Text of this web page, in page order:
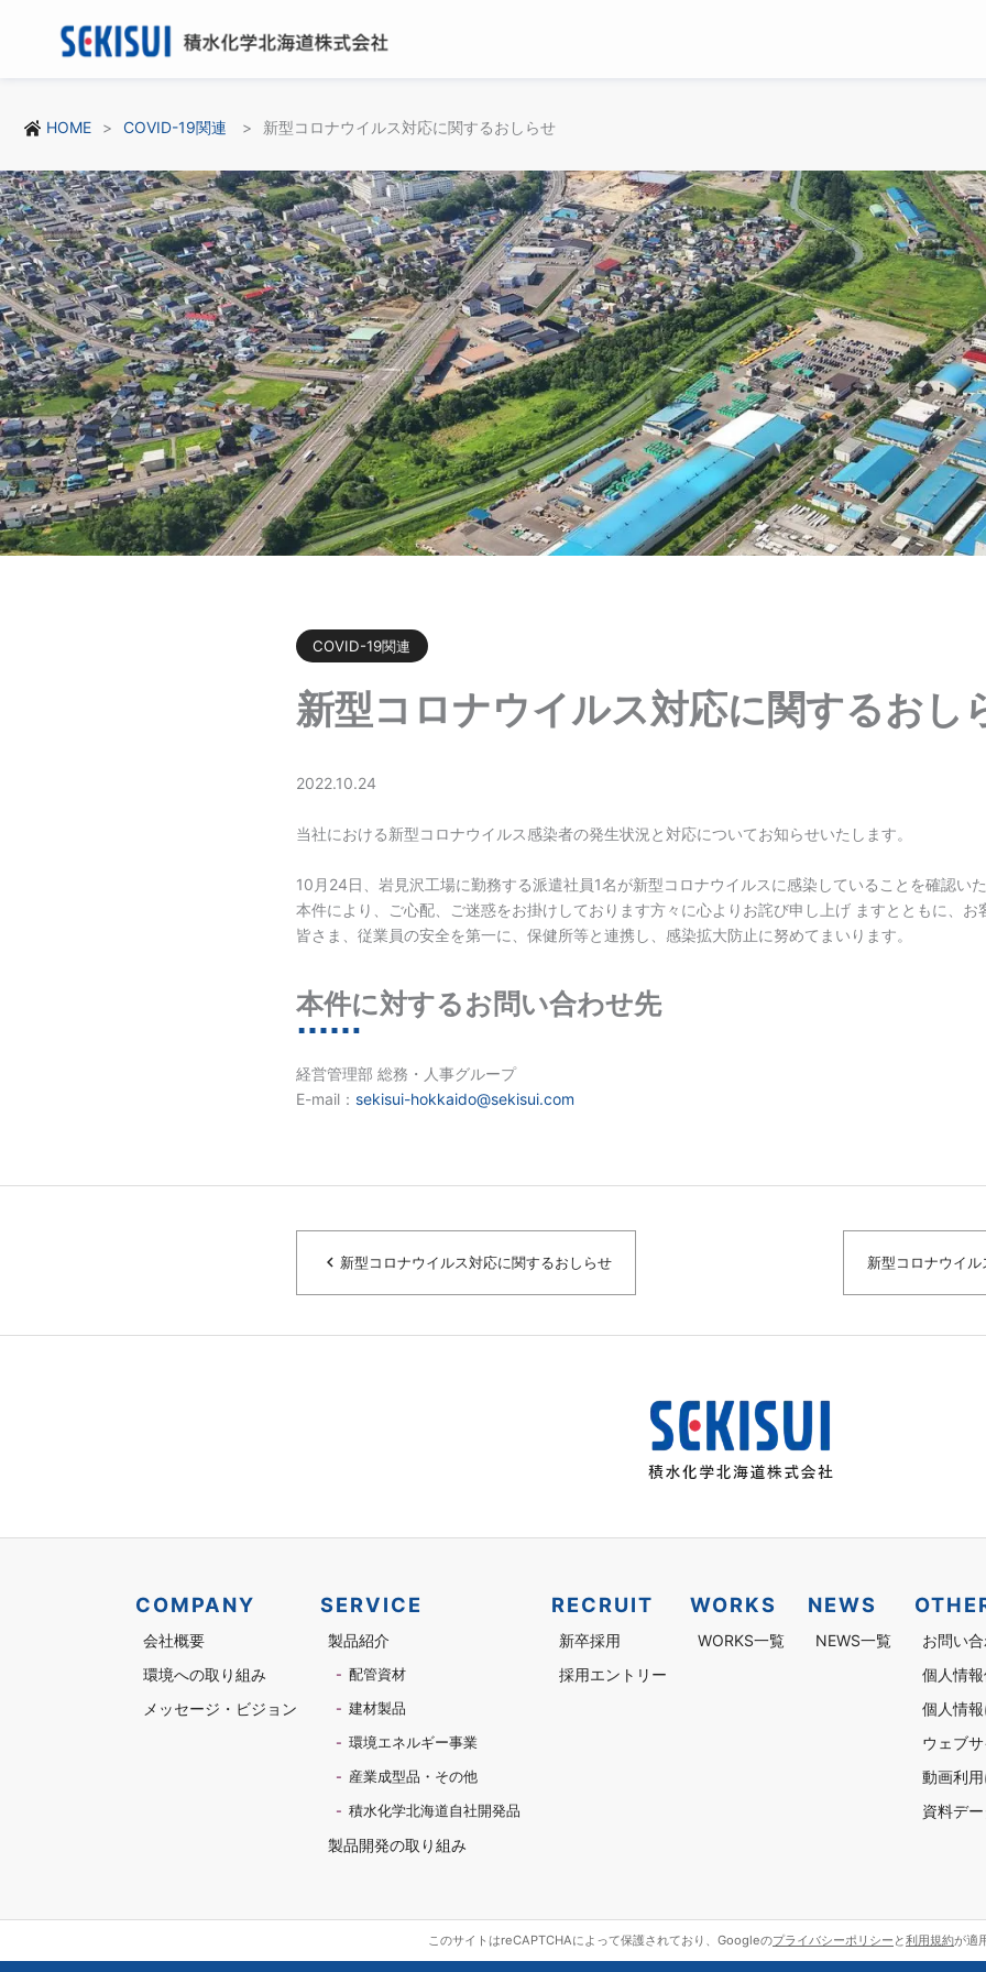
HOME COVID-19関連 新型コロナウイルス対応に関するおしらせ
COVID-19関連
新型コロナウイルス対応に関するおし
2022.10.24
当社における新型コロナウイルス感染者の発生状況と対応についてお知らせいたします。
10月24日、岩見沢工場に勤務する派遣社員1名が新型コロナウイルスに感染していることを確認いた
本件により、ご心配、ご迷惑をお掛けしております方々に心よりお詫び申し上げ ますとともに、お
皆さま、従業員の安全を第一に、保健所等と連携し、感染拡大防止に努めてまいります。
本件に対するお問い合わせ先
経営管理部 総務・人事グループ
E-mail： sekisui-hokkaido@sekisui.com
navigate_before 新型コロナウイルス対応に関するおしらせ 新型コロナウイ
COMPANY
会社概要
環境への取り組み
メッセージ・ビジョン
SERVICE
製品紹介
配管資材
建材製品
環境エネルギー事業
産業成型品・その他
積水化学北海道自社開発品
製品開発の取り組み
RECRUIT
新卒採用
採用エントリー
WORKS
WORKS一覧
NEWS
NEWS一覧
お問い
個人情
個人情
ウェブ
動画利
資料デ
このサイトはreCAPTCHAによって保護されており、Googleのプライバシーポリシー と利用規約が適